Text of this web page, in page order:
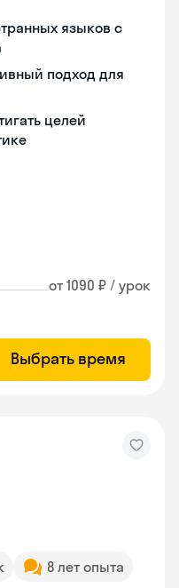
языков с
подход для
целей
от 1090 ₽ / урок
Выбрать время
8 лет опыта